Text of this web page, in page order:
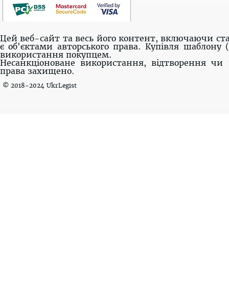
Цей веб-сайт та весь його контент, включаючи
є об'єктами авторського права. Купівля шаблону
використання покупцем.
Несанкціоноване використання, відтворення
права захищено.
© 2018-2024 UkrLegist